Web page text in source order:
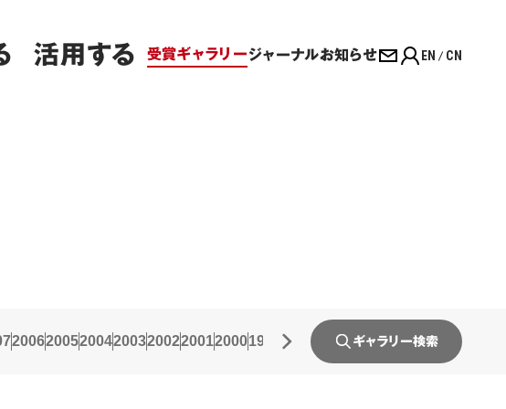
活用する 受賞ギャラリージャーナルお知らせ EN CN
20062005200420032002200120001999 1998 1997 199619951994 1993
ギャラリー検索